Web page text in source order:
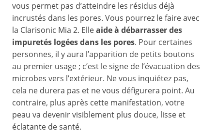
vous permet pas d’atteindre les résidus déjà
incrustés dans les pores. Vous pourrez le faire avec
la Clarisonic Mia 2. Elleaide à débarrasser des
impuretés logées dans les pores. Pour certaines
personnes, il y aura l’apparition de petits boutons
au premier usage ; c’est le signe de l’évacuation des
microbes vers l’extérieur. Ne vous inquiétez pas,
cela ne durera pas et ne vous défigurera point. Au
contraire, plus après cette manifestation, votre
peau va devenir visiblement plus douce, lisse et
éclatante de santé.